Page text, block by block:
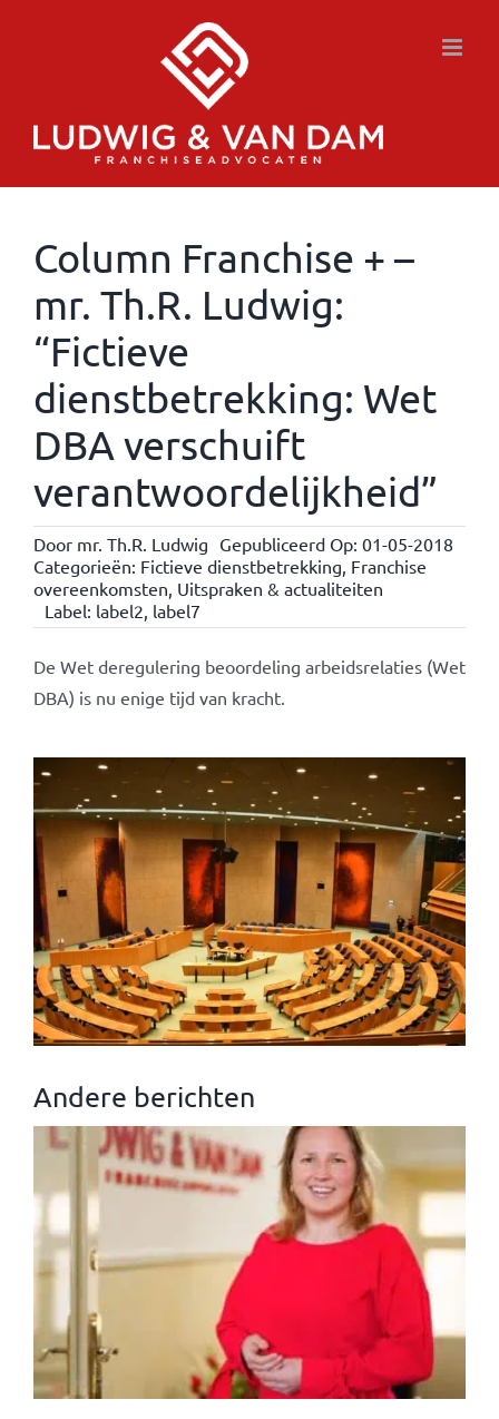
Column Franchise + –
mr. Th.R. Ludwig:
“Fictieve
dienstbetrekking: Wet
DBA verschuift
verantwoordelijkheid”
Door mr. Th.R. Ludwig Gepubliceerd Op: 01-05-2018
Categorieën: Fictieve dienstbetrekking, Franchise
overeenkomsten, Uitspraken & actualiteiten
Label: label2, label7
De Wet deregulering beoordeling arbeidsrelaties (Wet
DBA) is nu enige tijd van kracht.
Andere berichten